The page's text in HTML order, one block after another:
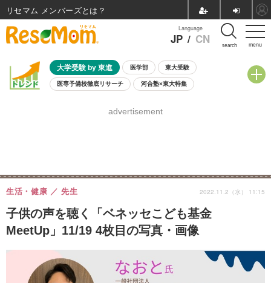
menu
Language
JP / CN search
大学受験 by 東進 医学部 東大受験
医専予備校徹底リサーチ 河合塾×東大特集
8月開催学校説明会・相談会
advertisement
子供の声を聴く「ベネッセこども基金
MeetUp」11/19 4枚目の写真・画像
生活・健康 先生 2022.11.2（水） 11:15
リセマム メンバーズ